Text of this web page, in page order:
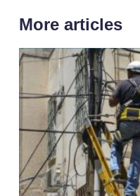
More articles